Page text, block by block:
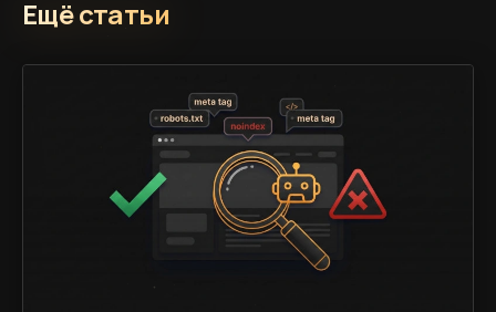
Ещё статьи